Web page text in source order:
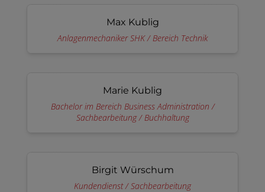
Max Kublig
Anlagenmechaniker SHK / Bereich Technik
Marie Kublig
Bachelor im Bereich Business Administration /
Sachbearbeitung / Buchhaltung
Birgit Würschum
Kundendienst / Sachbearbeitung